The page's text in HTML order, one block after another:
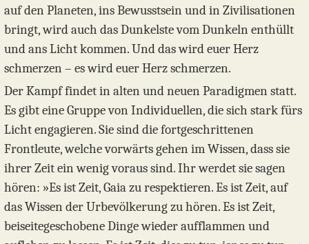
auf den Planeten, ins Bewusstsein und in Zivilisationen
bringt, wird auch das Dunkelste vom Dunkeln enthüllt
und ans Licht kommen. Und das wird euer Herz
schmerzen – es wird euer Herz schmerzen.
Der Kampf findet in alten und neuen Paradigmen statt.
Es gibt eine Gruppe von Individuellen, die sich stark fürs
Licht engagieren. Sie sind die fortgeschrittenen
Frontleute, welche vorwärts gehen im Wissen, dass sie
ihrer Zeit ein wenig voraus sind. Ihr werdet sie sagen
hören: »Es ist Zeit, Gaia zu respektieren. Es ist Zeit, auf
das Wissen der Urbevölkerung zu hören. Es ist Zeit,
beiseitegeschobene Dinge wieder aufflammen und